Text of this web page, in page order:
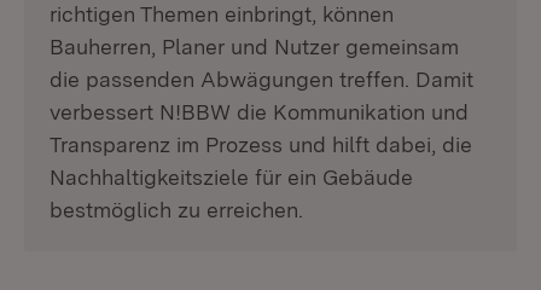
richtigen Themen einbringt, können
Bauherren, Planer und Nutzer gemeinsam
die passenden Abwägungen treffen. Damit
verbessert N!BBW die Kommunikation und
Transparenz im Prozess und hilft dabei, die
Nachhaltigkeitsziele für ein Gebäude
bestmöglich zu erreichen.